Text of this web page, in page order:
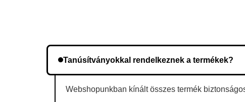
Tanúsítványokkal rendelkeznek a termékek?
Webshopunkban kínált összes termék